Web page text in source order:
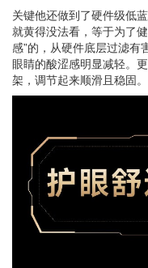
关键他还做到了硬件级低
就黄得没法看，等于为了
感”的，从硬件底层过滤有
眼睛的酸涩感明显减轻。
架，调节起来顺滑且稳固。